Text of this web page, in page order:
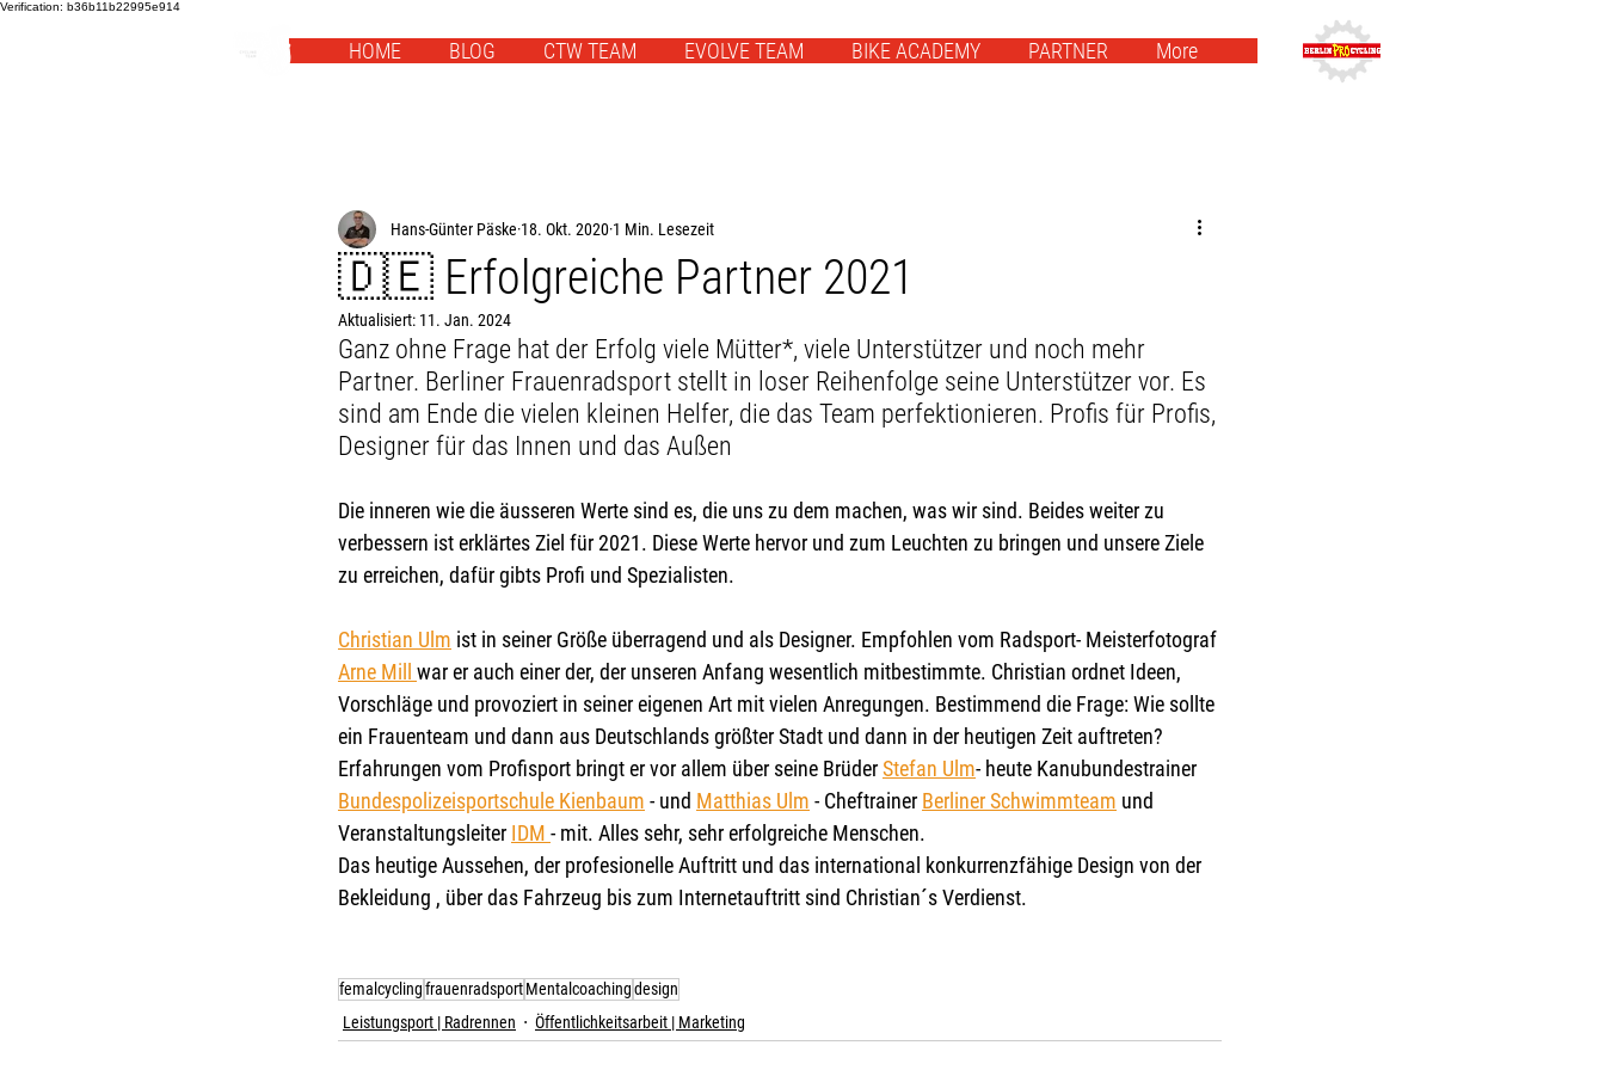
Verification: b36b11b22995e914
HOME BLOG CTW TEAM EVOLVE TEAM BIKE ACADEMY PARTNER More
🇩🇪 Erfolgreiche Partner 2021
Hans-Günter Päske 18. Okt. 2020 1 Min. Lesezeit
Aktualisiert: 11. Jan. 2024
Ganz ohne Frage hat der Erfolg viele Mütter*, viele Unterstützer und noch mehr
Partner. Berliner Frauenradsport stellt in loser Reihenfolge seine Unterstützer vor. Es
sind am Ende die vielen kleinen Helfer, die das Team perfektionieren. Profis für Profis,
Designer für das Innen und das Außen
Die inneren wie die äusseren Werte sind es, die uns zu dem machen, was wir sind. Beides weiter zu
verbessern ist erklärtes Ziel für 2021. Diese Werte hervor und zum Leuchten zu bringen und unsere Ziele
zu erreichen, dafür gibts Profi und Spezialisten.
Christian Ulm ist in seiner Größe überragend und als Designer. Empfohlen vom Radsport- Meisterfotograf
Arne Mill war er auch einer der, der unseren Anfang wesentlich mitbestimmte. Christian ordnet Ideen,
Vorschläge und provoziert in seiner eigenen Art mit vielen Anregungen. Bestimmend die Frage: Wie sollte
ein Frauenteam und dann aus Deutschlands größter Stadt und dann in der heutigen Zeit auftreten?
Erfahrungen vom Profisport bringt er vor allem über seine Brüder Stefan Ulm- heute Kanubundestrainer
Bundespolizeisportschule Kienbaum - und Matthias Ulm - Cheftrainer Berliner Schwimmteam und
Veranstaltungsleiter IDM - mit. Alles sehr, sehr erfolgreiche Menschen.
Das heutige Aussehen, der profesionelle Auftritt und das international konkurrenzfähige Design von der
Bekleidung , über das Fahrzeug bis zum Internetauftritt sind Christian´s Verdienst.
femalcyclingfrauenradsportMentalcoachingdesign
Leistungsport | Radrennen
Öffentlichkeitsarbeit | Marketing